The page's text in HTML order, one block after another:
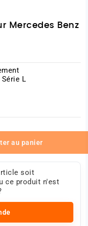
Mercedes Benz
L
au panier
soit
ce produit n'est